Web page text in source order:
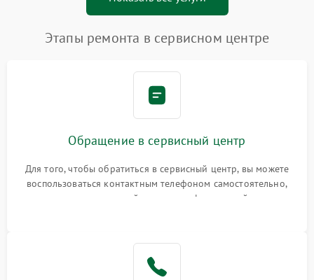
Этапы ремонта в сервисном центре
Обращение в сервисный центр
Для того, чтобы обратиться в сервисный центр, вы можете
воспользоваться контактным телефоном самостоятельно,
или оставить свой номер телефона на сайте